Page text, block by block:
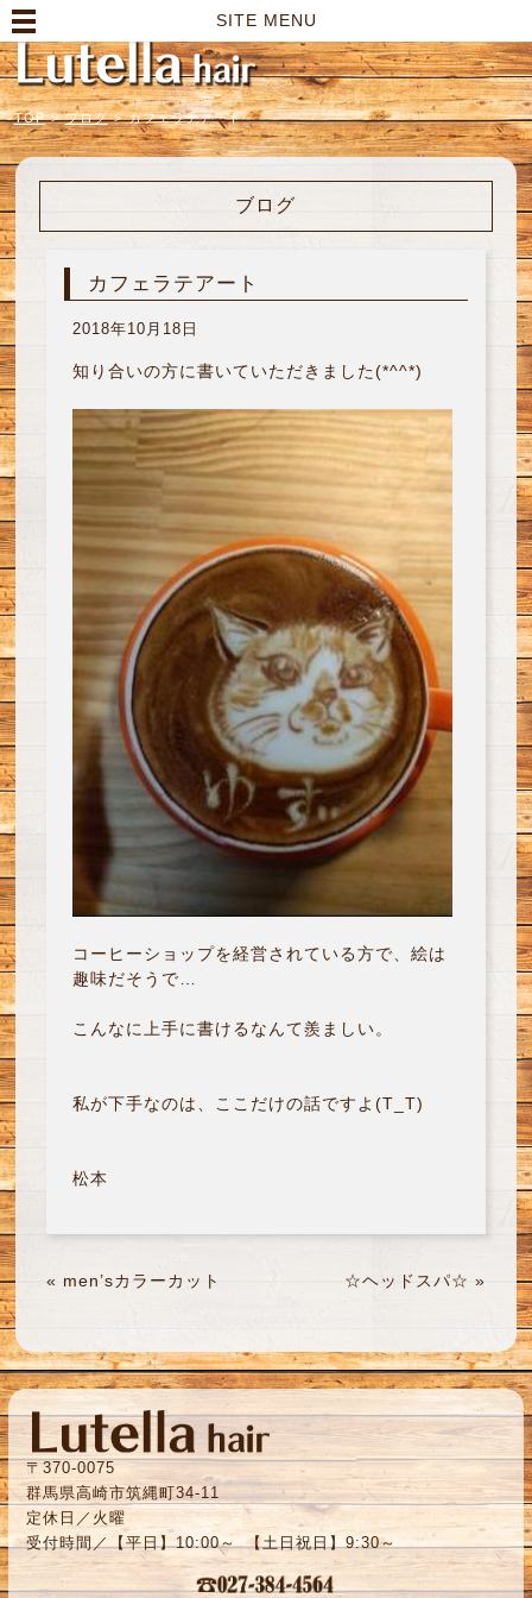
SITE MENU
TOP > ブログ > カフェラテアート
ブログ
カフェラテアート
2018年10月18日
知り合いの方に書いていただきました(*^^*)
コーヒーショップを経営されている方で、絵は
趣味だそうで…
こんなに上手に書けるなんて羨ましい。
私が下手なのは、ここだけの話ですよ(T_T)
松本
« men’sカラーカット ☆ヘッドスパ☆ »
〒370-0075
群馬県高崎市筑縄町34-11
定休日／火曜
受付時間／【平日】10:00～ 【土日祝日】9:30～